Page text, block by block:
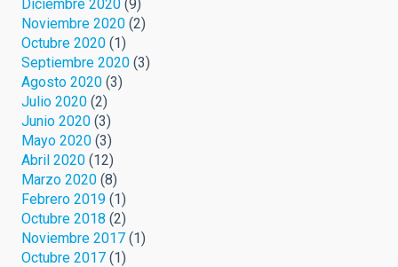
Diciembre 2020 (9)
Noviembre 2020 (2)
Octubre 2020 (1)
Septiembre 2020 (3)
Agosto 2020 (3)
Julio 2020 (2)
Junio 2020 (3)
Mayo 2020 (3)
Abril 2020 (12)
Marzo 2020 (8)
Febrero 2019 (1)
Octubre 2018 (2)
Noviembre 2017 (1)
Octubre 2017 (1)